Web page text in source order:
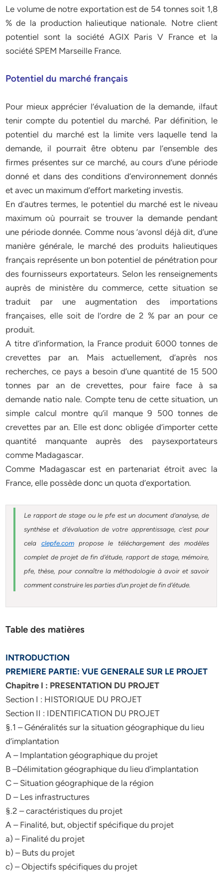
Le volume de notre exportation est de 54 tonnes soit 1,8
% de la production halieutique nationale. Notre client
potentiel sont la société AGIX Paris V France et la
société SPEM Marseille France.
Potentiel du marché français
Pour mieux apprécier l’évaluation de la demande, ilfaut
tenir compte du potentiel du marché. Par définition, le
potentiel du marché est la limite vers laquelle tend la
demande, il pourrait être obtenu par l’ensemble des
firmes présentes sur ce marché, au cours d’une période
donné et dans des conditions d’environnement donnés
et avec un maximum d’effort marketing investis.
En d’autres termes, le potentiel du marché est le niveau
maximum où pourrait se trouver la demande pendant
une période donnée. Comme nous ’avonsl déjà dit, d’une
manière générale, le marché des produits halieutiques
français représente un bon potentiel de pénétration pour
des fournisseurs exportateurs. Selon les renseignements
auprès de ministère du commerce, cette situation se
traduit par une augmentation des importations
françaises, elle soit de l’ordre de 2 % par an pour ce
produit.
A titre d’information, la France produit 6000 tonnes de
crevettes par an. Mais actuellement, d’après nos
recherches, ce pays a besoin d’une quantité de 15 500
tonnes par an de crevettes, pour faire face à sa
demande natio nale. Compte tenu de cette situation, un
simple calcul montre qu’il manque 9 500 tonnes de
crevettes par an. Elle est donc obligée d’importer cette
quantité manquante auprès des paysexportateurs
comme Madagascar.
Comme Madagascar est en partenariat étroit avec la
France, elle possède donc un quota d’exportation.
Le rapport de stage ou le pfe est un document d’analyse, de
synthèse et d’évaluation de votre apprentissage, c’est pour
cela clepfe.compropose le téléchargement des modèles
complet de projet de fin d’étude, rapport de stage, mémoire,
pfe, thèse, pour connaître la méthodologie à avoir et savoir
comment construire les parties d’un projet de fin d’étude.
Table des matières
INTRODUCTION
PREMIERE PARTIE: VUE GENERALE SUR LE PROJET
Chapitre I : PRESENTATION DU PROJET
Section I : HISTORIQUE DU PROJET
Section II : IDENTIFICATION DU PROJET
§.1 – Généralités sur la situation géographique du lieu
d’implantation
A – Implantation géographique du projet
B –Délimitation géographique du lieu d’implantation
C – Situation géographique de la région
D – Les infrastructures
§.2 – caractéristiques du projet
A – Finalité, but, objectif spécifique du projet
a) – Finalité du projet
b) – Buts du projet
c) – Objectifs spécifiques du projet